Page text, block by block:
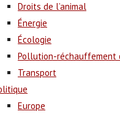
Droits de l’animal
Énergie
Écologie
Pollution-réchauffement
Transport
Europe